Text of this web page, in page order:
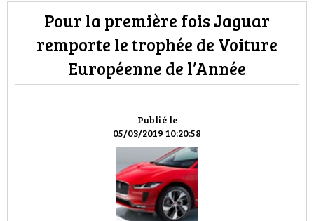
DÉFILÉS
BOUTIQUE
CULTURE
HIGH TECH
MAISON
AUTO
Publié le
05/03/2019 10:20:58
Pour la première fois Jaguar
remporte le trophée de Voiture
Européenne de l’Année